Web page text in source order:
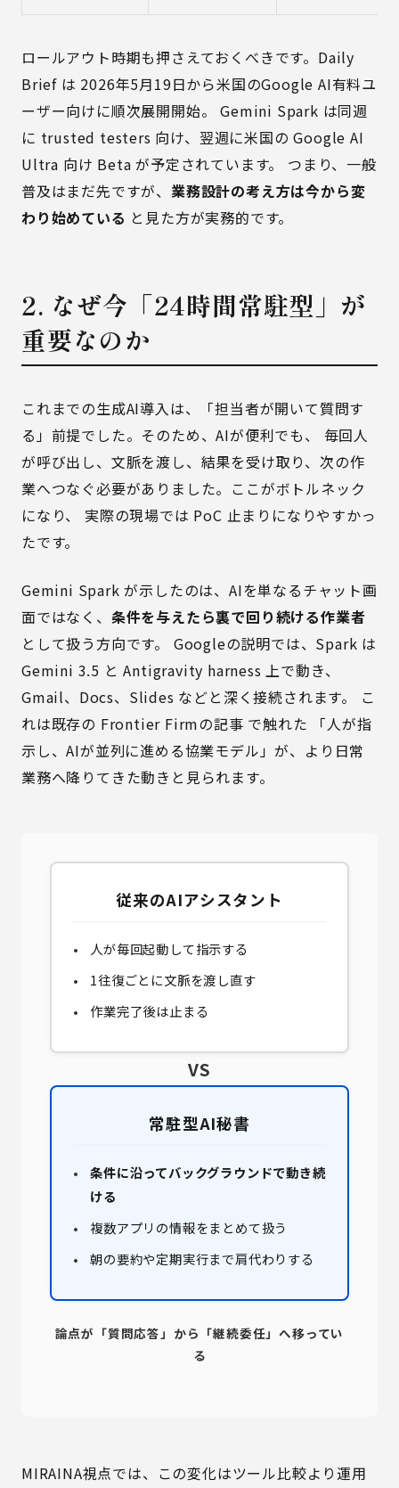
ロールアウト時期も押さえておくべきです。Daily
Brief は 2026年5月19日から米国のGoogle AI有料ユ
ーザー向けに順次展開開始。 Gemini Spark は同週
に trusted testers 向け、翌週に米国の Google AI
Ultra 向け Beta が予定されています。 つまり、一般
普及はまだ先ですが、 業務設計の考え方は今から変
わり始めている と見た方が実務的です。
2. なぜ今「24時間常駐型」が
重要なのか
これまでの生成AI導入は、「担当者が開いて質問す
る」前提でした。そのため、AIが便利でも、 毎回人
が呼び出し、文脈を渡し、結果を受け取り、次の作
業へつなぐ必要がありました。ここがボトルネック
になり、 実際の現場では PoC 止まりになりやすかっ
たです。
Gemini Spark が示したのは、AIを単なるチャット画
面ではなく、 条件を与えたら裏で回り続ける作業者
として扱う方向です。 Googleの説明では、Spark は
Gemini 3.5 と Antigravity harness 上で動き、
Gmail、Docs、Slides などと深く接続されます。 こ
れは既存の Frontier Firmの記事 で触れた 「人が指
示し、AIが並列に進める協業モデル」が、より日常
業務へ降りてきた動きと見られます。
従来のAIアシスタント
人が毎回起動して指示する
1往復ごとに文脈を渡し直す
作業完了後は止まる
VS
常駐型AI秘書
条件に沿ってバックグラウンドで動き続
ける
複数アプリの情報をまとめて扱う
朝の要約や定期実行まで肩代わりする
論点が「質問応答」から「継続委任」へ移ってい
る
MIRAINA視点では、この変化はツール比較より運用